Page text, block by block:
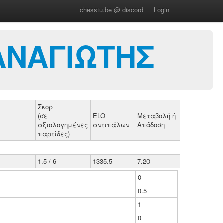
chesstu.be @ discord Login
Σκορ
(σε
αξιολογημένες
παρτίδες)
ELO
αντιπάλων
Μεταβολή ή
Απόδοση
1.5 / 6 1335.5
7.20
0
0.5
1
0